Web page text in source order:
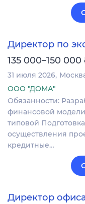
Директор по
135 000–150 000
31 июля 2026
ООО "ДОМА"
Обязанности:
финансовой
типовой
осуществления
кредитные…
Директор